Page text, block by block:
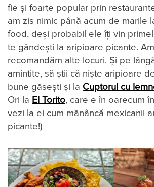
fie și foarte popular prin
am zis nimic până acum de marile
food, deși probabil ele îți vin
te gândești la aripioare picante.
recomandăm alte locuri. Și pe
amintite, să știi că niște aripioare
bune găsești și la Cuptorul cu
Ori la El Torito, care e în oarecum
vezi la ei cum mănâncă mexicanii
picante!)